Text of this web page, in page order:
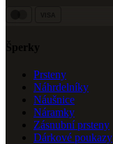
Šperky
Prsteny
Náhrdelníky
Náušnice
Náramky
Zásnubní prsteny
Dárkové poukazy